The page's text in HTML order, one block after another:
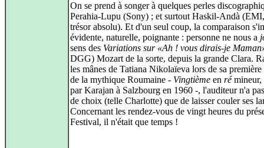
On se prend à songer à quelques perles
Perahia-Lupu (Sony) ; et surtout Haskil-Andà
trésor absolu). Et d'un seul coup, la comparaison
évidente, naturelle, poignante : personne ne nous a
sens des Variations sur «Ah ! vous dirais-je
DGG) Mozart de la sorte, depuis la grande Clara.
les mânes de Tatiana Nikolaïeva lors de sa première
de la mythique Roumaine - Vingtième en rémineur,
par Karajan à Salzbourg en 1960 -, l'auditeur n'a
de choix (telle Charlotte) que de laisser couler ses
Concernant les rendez-vous de vingt heures du
Festival, il n'était que temps !